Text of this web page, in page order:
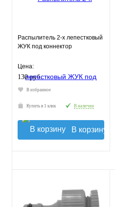
Распылитель 2-х лепестковый
ЖУК под коннектор
Цена:
130 руб.
В избранное
Купить в 1 клик В наличии
В корзину